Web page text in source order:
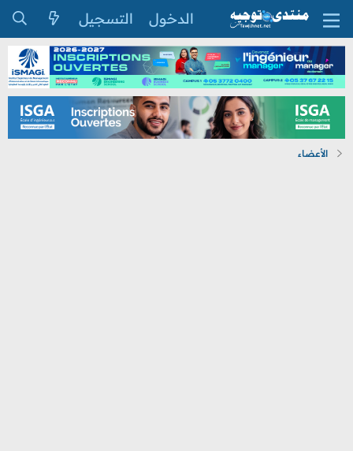
الدخول التسجيل
الأعضاء